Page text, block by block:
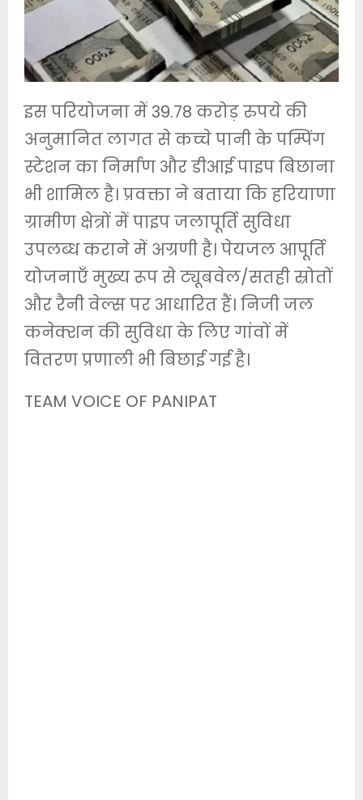
इस परियोजना में 39.78 करोड़ रुपये की
अनुमानित लागत से कच्चे पानी के पम्पिंग
स्टेशन का निर्माण और डीआई पाइप बिछाना
भी शामिल है। प्रवक्ता ने बताया कि हरियाणा
ग्रामीण क्षेत्रों में पाइप जलापूर्ति सुविधा
उपलब्ध कराने में अग्रणी है। पेयजल आपूर्ति
योजनाएँ मुख्य रूप से ट्यूबवेल/सतही स्रोतों
और रैनी वेल्स पर आधारित हैं। निजी जल
कनेक्शन की सुविधा के लिए गांवों में
वितरण प्रणाली भी बिछाई गई है।
TEAM VOICE OF PANIPAT